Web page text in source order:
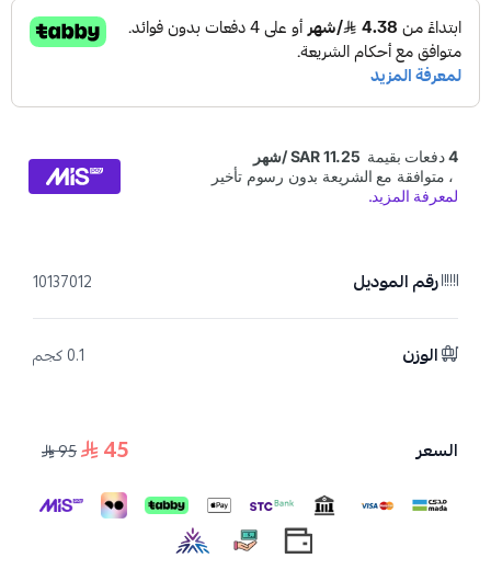
رقم الموديل 10137012
الوزن 0.1 كجم
السعر 45
95